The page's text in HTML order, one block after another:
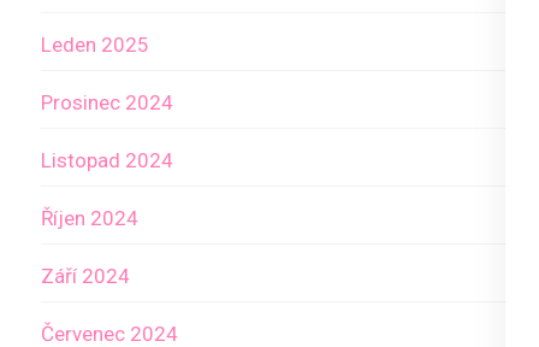
Leden 2025
Prosinec 2024
Listopad 2024
Říjen 2024
Září 2024
Červenec 2024